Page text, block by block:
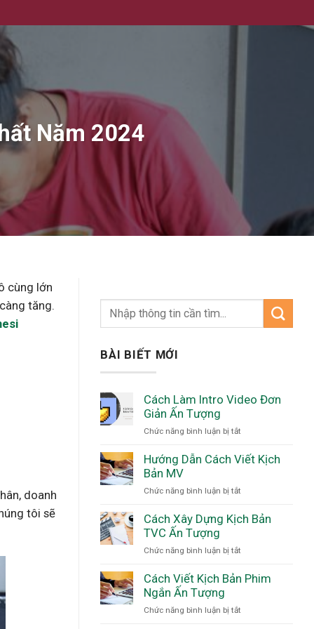
Năm 2024
cùng lớn
tăng.
doanh
tôi sẽ
BÀI BIẾT MỚI
Cách Làm Intro Video Đơn
Giản Ấn Tượng
Chức năng bình luận bị tắt
Làm
Ấn
Hướng Dẫn Cách Viết Kịch
Bản MV
Chức năng bình luận bị tắt
Dẫn
MV
Cách Xây Dựng Kịch Bản
TVC Ấn Tượng
Chức năng bình luận bị tắt
Xây
Cách Viết Kịch Bản Phim
Ngắn Ấn Tượng
Chức năng bình luận bị tắt